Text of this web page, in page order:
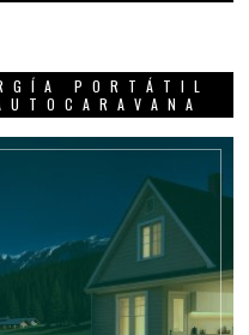
PORTÁTIL